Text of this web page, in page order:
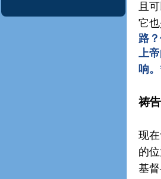
且
它
路
上
响
祷
现
的
基